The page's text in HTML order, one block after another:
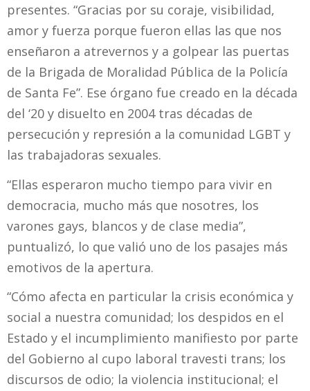
presentes. “Gracias por su coraje, visibilidad,
amor y fuerza porque fueron ellas las que nos
enseñaron a atrevernos y a golpear las puertas
de la Brigada de Moralidad Pública de la Policía
de Santa Fe”. Ese órgano fue creado en la década
del ‘20 y disuelto en 2004 tras décadas de
persecución y represión a la comunidad LGBT y
las trabajadoras sexuales.
“Ellas esperaron mucho tiempo para vivir en
democracia, mucho más que nosotres, los
varones gays, blancos y de clase media”,
puntualizó, lo que valió uno de los pasajes más
emotivos de la apertura.
“Cómo afecta en particular la crisis económica y
social a nuestra comunidad; los despidos en el
Estado y el incumplimiento manifiesto por parte
del Gobierno al cupo laboral travesti trans; los
discursos de odio; la violencia institucional; el